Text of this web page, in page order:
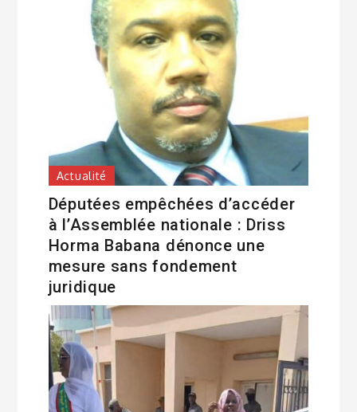
Actualité
Députées empêchées d’accéder
à l’Assemblée nationale : Driss
Horma Babana dénonce une
mesure sans fondement
juridique